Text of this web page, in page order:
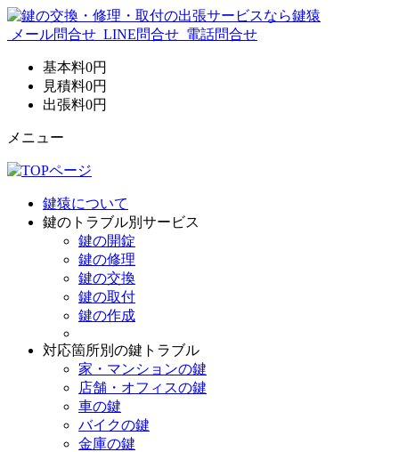
メール問合せ LINE問合せ 電話問合せ
基本料0円
見積料0円
出張料0円
メニュー
鍵猿について
鍵のトラブル別サービス
鍵の開錠
鍵の修理
鍵の交換
鍵の取付
鍵の作成
対応箇所別の鍵トラブル
家・マンションの鍵
店舗・オフィスの鍵
車の鍵
バイクの鍵
金庫の鍵